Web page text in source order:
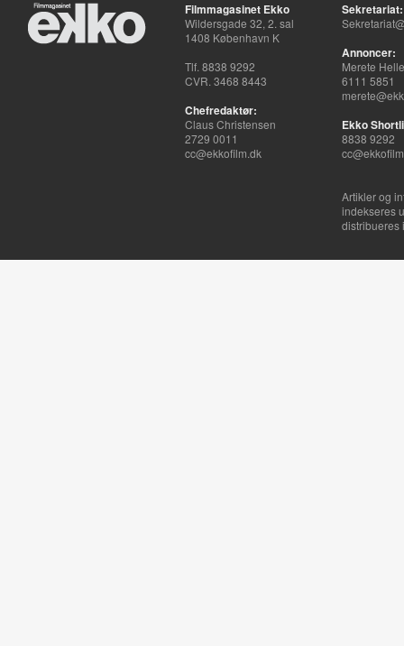
Filmmagasinet Ekko
Wildersgade 32, 2. sal
1408 København K
Tlf. 8838 9292
CVR. 3468 8443
Chefredaktør:
Claus Christensen
2729 0011
cc@ekkofilm.dk
Sekretariat:
Annoncer:
Merete
6111 5851
Ekko
8838 9292
Artikler og
indekseres
distribueres